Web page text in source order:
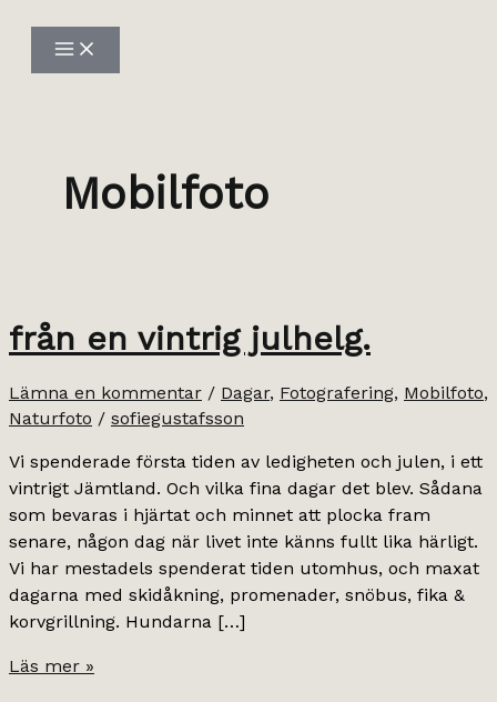
innehåll
Mobilfoto
från en vintrig julhelg.
Lämna en kommentar / Dagar, Fotografering, Mobilfoto,
Naturfoto / sofiegustafsson
Vi spenderade första tiden av ledigheten och julen, i ett
vintrigt Jämtland. Och vilka fina dagar det blev. Sådana
som bevaras i hjärtat och minnet att plocka fram
senare, någon dag när livet inte känns fullt lika härligt.
Vi har mestadels spenderat tiden utomhus, och maxat
dagarna med skidåkning, promenader, snöbus, fika &
korvgrillning. Hundarna […]
från
Läs mer »